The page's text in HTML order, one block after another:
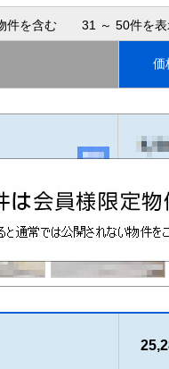
を含む 31 ～ 50件を表
価